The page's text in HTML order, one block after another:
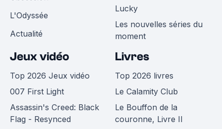
L'Odyssée
Actualité
Lucky
Les nouvelles séries du
moment
Jeux vidéo
Top 2026 Jeux vidéo
007 First Light
Assassin's Creed: Black
Flag - Resynced
Livres
Top 2026 livres
Le Calamity Club
Le Bouffon de la
couronne, Livre II